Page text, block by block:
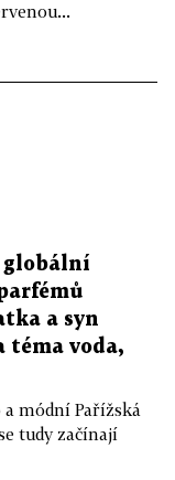
globální
a syn
téma voda,
a módní Pařížská
tudy začínají